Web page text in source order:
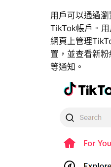
用戶可以通過
TikTok帳戶。
網頁上管理
置，並查看新
等通知。